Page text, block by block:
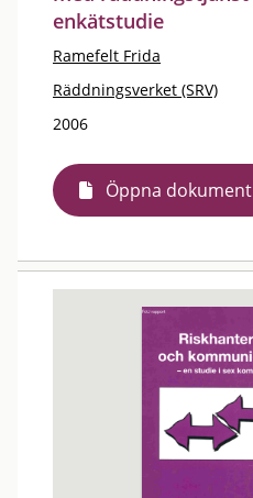
enkätstudie
Ramefelt Frida
Räddningsverket (SRV)
2006
Öppna dokument